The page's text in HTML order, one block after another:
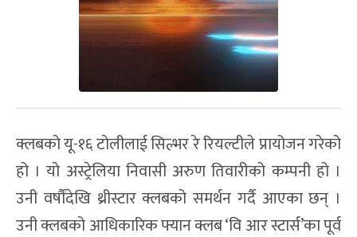
क्लबको यू-१६ टोलीलाई सिल्भर रे रियल्टीले प्रायोजन गरेको
हो । यो अस्ट्रेलिया निवासी अरुण तिवारीको कम्पनी हो ।
उनी वर्षौंदेखि थ्रीस्टार क्लबको समर्थन गर्दै आएका छन् ।
उनी क्लबको आधिकारिक फ्यान क्लब ‘वि आर स्टार्स’का पूर्व